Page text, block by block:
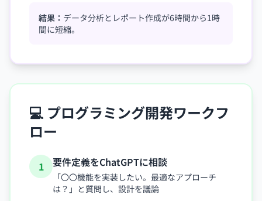
結果： データ分析とレポート作成が6時間から1時
間に短縮。
💻 プログラミング開発ワークフ
ロー
1 要件定義をChatGPTに相談
「〇〇機能を実装したい。最適なアプローチ
は？」と質問し、設計を議論